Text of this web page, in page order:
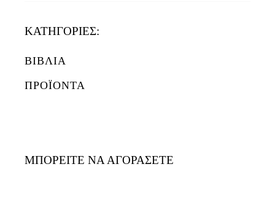
ΚΑΤΗΓΟΡΙΕΣ:
ΒΙΒΛΙΑ
ΠΡΟΪΟΝΤΑ
ΜΠΟΡΕΙΤΕ ΝΑ ΑΓΟΡΑΣΕΤΕ